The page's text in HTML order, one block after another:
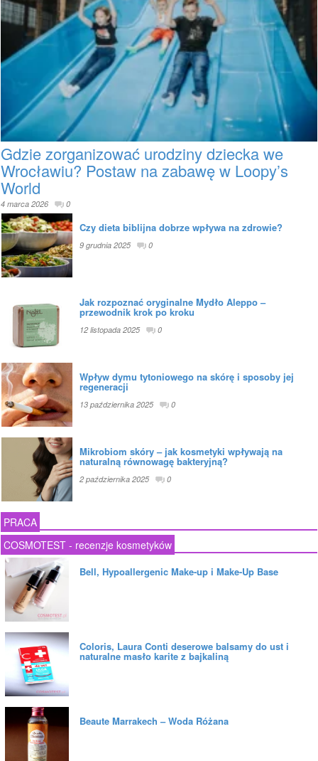
Gdzie zorganizować urodziny dziecka we
Wrocławiu? Postaw na zabawę w Loopy’s
World
4 marca 2026 0
Czy dieta biblijna dobrze wpływa na zdrowie?
9 grudnia 2025 0
Jak rozpoznać oryginalne Mydło Aleppo –
przewodnik krok po kroku
12 listopada 2025 0
Wpływ dymu tytoniowego na skórę i sposoby jej
regeneracji
13 października 2025 0
Mikrobiom skóry – jak kosmetyki wpływają na
naturalną równowagę bakteryjną?
2 października 2025 0
PRACA
COSMOTEST - recenzje kosmetyków
Bell, Hypoallergenic Make-up i Make-Up Base
Coloris, Laura Conti deserowe balsamy do ust i
naturalne masło karite z bajkaliną
Beaute Marrakech – Woda Różana